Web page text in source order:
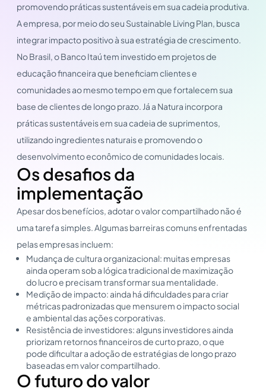
promovendo práticas sustentáveis em sua cadeia produtiva.
A empresa, por meio do seu Sustainable Living Plan, busca
integrar impacto positivo à sua estratégia de crescimento.
No Brasil, o Banco Itaú tem investido em projetos de
educação financeira que beneficiam clientes e
comunidades ao mesmo tempo em que fortalecem sua
base de clientes de longo prazo. Já a Natura incorpora
práticas sustentáveis em sua cadeia de suprimentos,
utilizando ingredientes naturais e promovendo o
desenvolvimento econômico de comunidades locais.
Os desafios da
implementação
Apesar dos benefícios, adotar o valor compartilhado não é
uma tarefa simples. Algumas barreiras comuns enfrentadas
pelas empresas incluem:
Mudança de cultura organizacional: muitas empresas
ainda operam sob a lógica tradicional de maximização
do lucro e precisam transformar sua mentalidade.
Medição de impacto: ainda há dificuldades para criar
métricas padronizadas que mensurem o impacto social
e ambiental das ações corporativas.
Resistência de investidores: alguns investidores ainda
priorizam retornos financeiros de curto prazo, o que
pode dificultar a adoção de estratégias de longo prazo
baseadas em valor compartilhado.
O futuro do valor